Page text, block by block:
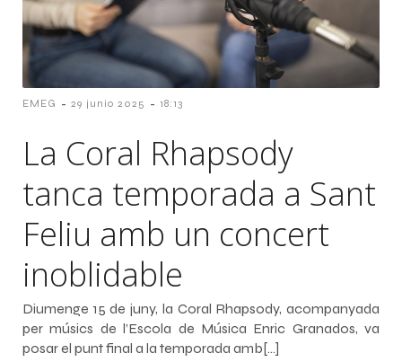
EMEG - 29 junio 2025 - 18:13
La Coral Rhapsody
tanca temporada a Sant
Feliu amb un concert
inoblidable
Diumenge 15 de juny, la Coral Rhapsody, acompanyada
per músics de l’Escola de Música Enric Granados, va
posar el punt final a la temporada amb[…]